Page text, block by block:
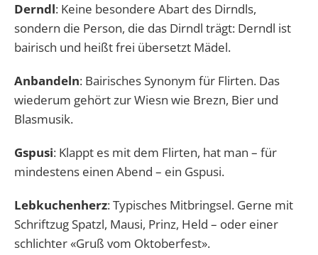
Derndl: Keine besondere Abart des Dirndls,
sondern die Person, die das Dirndl trägt: Derndl ist
bairisch und heißt frei übersetzt Mädel.
Anbandeln: Bairisches Synonym für Flirten. Das
wiederum gehört zur Wiesn wie Brezn, Bier und
Blasmusik.
Gspusi: Klappt es mit dem Flirten, hat man – für
mindestens einen Abend – ein Gspusi.
Lebkuchenherz: Typisches Mitbringsel. Gerne mit
Schriftzug Spatzl, Mausi, Prinz, Held – oder einer
schlichter «Gruß vom Oktoberfest».